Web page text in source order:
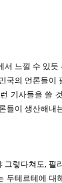
서 느낄 수 있듯
국의 언론들이
기사들을 쓸
들이 생산해내
그렇다쳐도, 필
두테르테에 대